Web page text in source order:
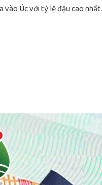
Úc với tỷ lệ đậu cao nhất.